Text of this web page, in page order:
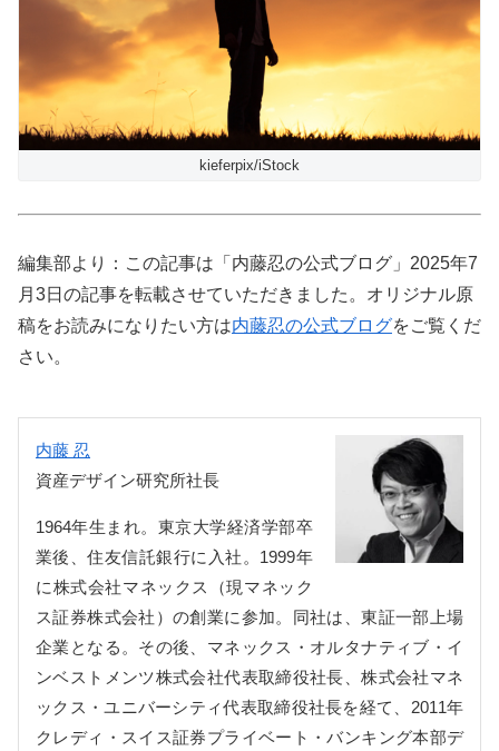
kieferpix/iStock
編集部より：この記事は「内藤忍の公式ブログ」2025年7
月3日の記事を転載させていただきました。オリジナル原
稿をお読みになりたい方は内藤忍の公式ブログをご覧くだ
さい。
内藤 忍
資産デザイン研究所社長
1964年生まれ。東京大学経済学部卒
業後、住友信託銀行に入社。1999年
に株式会社マネックス（現マネック
ス証券株式会社）の創業に参加。同社は、東証一部上場
企業となる。その後、マネックス・オルタナティブ・イ
ンベストメンツ株式会社代表取締役社長、株式会社マネ
ックス・ユニバーシティ代表取締役社長を経て、2011年
クレディ・スイス証券プライベート・バンキング本部デ